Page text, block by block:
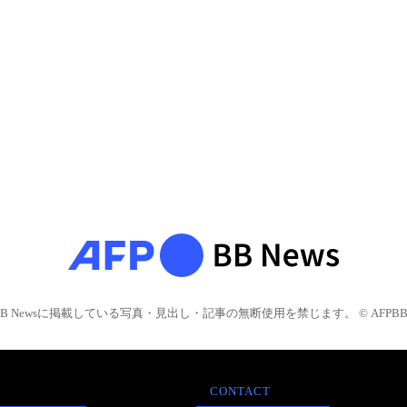
Newsに掲載している写真・見出し・記事の無断使用を禁じます。 © AFPBB
CONTACT